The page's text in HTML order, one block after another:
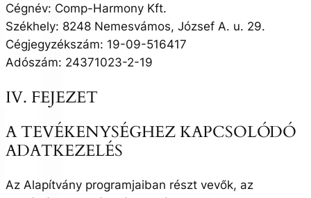
Cégnév: Comp-Harmony Kft.
Székhely: 8248 Nemesvámos, József A. u. 29.
Cégjegyzékszám: 19-09-516417
Adószám: 24371023-2-19
IV. FEJEZET
A TEVÉKENYSÉGHEZ KAPCSOLÓDÓ
ADATKEZELÉS
Az Alapítvány programjaiban részt vevők, az